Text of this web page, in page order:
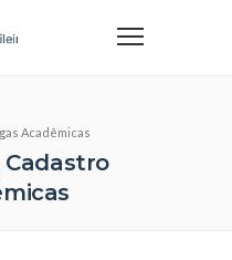
Acadêmicas
Cadastro